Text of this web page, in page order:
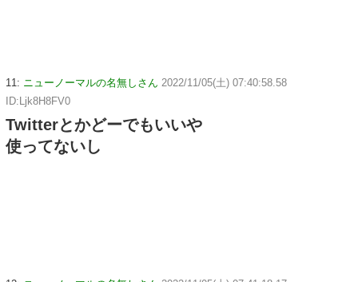
11: ニューノーマルの名無しさん 2022/11/05(土) 07:40:58.58
ID:Ljk8H8FV0
Twitterとかどーでもいいや
使ってないし